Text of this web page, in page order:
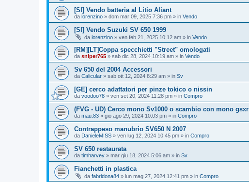
[SI] Vendo batteria al Litio Aliant
da lorenzino » dom mar 09, 2025 7:36 pm » in Vendo
[SI] Vendo Suzuki SV 650 1999
da lorenzino » ven feb 21, 2025 10:12 am » in Vendo
[RM][LT]Coppa specchietti "Street" omologati
da sniper765 » sab dic 28, 2024 10:19 am » in Vendo
Sv 650 del 2004 Accessori
da Calicular » sab ott 12, 2024 8:29 am » in Sv
[GE] cerco adattatori per pinze tokico o nissin
da voodoo78 » ven set 20, 2024 11:28 pm » in Compro
(FVG - UD) Cerco mono Sv1000 o scambio con mono gsxr
da mau.83 » gio ago 29, 2024 10:03 pm » in Compro
Contrappeso manubrio SV650 N 2007
da DanieleMISS » ven lug 12, 2024 10:45 pm » in Compro
SV 650 restaurata
da timharvey » mar giu 18, 2024 5:06 am » in Sv
Fianchetti in plastica
da fabridona84 » lun mag 27, 2024 12:41 pm » in Compro